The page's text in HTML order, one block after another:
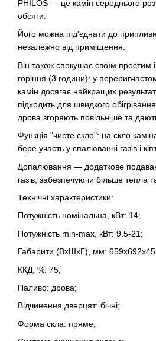
PHILOS — це камін середнього
обсяги.
Його можна під'єднати до
незалежно від приміщення.
Він також спокушає своїм
горіння (3 години): у
камін досягає найкращих
підходить для швидкого
дрова згоряють повільніше та
Функція "чисте скло": на скло
бере участь у спалюванні газів і
Допалювання — додаткове
газів, забезпечуючи більше тепла
Технічні характеристики:
Потужність номінальна, кВт: 14;
Потужність min-max, кВт: 9.5-21;
Габарити (ВхШхГ), мм:
ККД, %: 75;
Паливо: дрова;
Відчинення дверцят: бічні;
Форма скла: пряме;